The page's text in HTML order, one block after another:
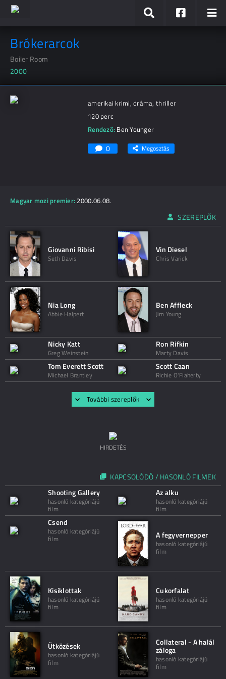
Brókerarcok
Boiler Room
2000
amerikai krimi, dráma, thriller
120 perc
Rendező: Ben Younger
0 Megosztás
Magyar mozi premier: 2000.06.08.
SZEREPLŐK
Giovanni Ribisi
Seth Davis
Vin Diesel
Chris Varick
Nia Long
Abbie Halpert
Ben Affleck
Jim Young
Nicky Katt
Greg Weinstein
Ron Rifkin
Marty Davis
Tom Everett Scott
Michael Brantley
Scott Caan
Richie O'Flaherty
További szereplők
HIRDETÉS
KAPCSOLÓDÓ / HASONLÓ FILMEK
Shooting Gallery
hasonló kategóriájú
film
Az alku
hasonló kategóriájú
film
Csend
hasonló kategóriájú
film A fegyvernepper
hasonló kategóriájú
film
Kisiklottak
hasonló kategóriájú
film
Cukorfalat
hasonló kategóriájú
film
Ütközések
hasonló kategóriájú
film
Collateral - A halál
záloga
hasonló kategóriájú
film